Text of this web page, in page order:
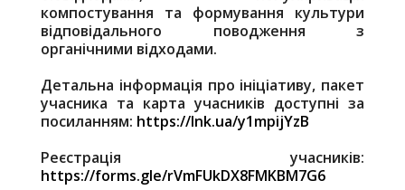
компостування та формування культури
відповідального поводження з
органічними відходами.
Детальна інформація про ініціативу, пакет
учасника та карта учасників доступні за
посиланням: https://lnk.ua/y1mpijYzB
Реєстрація учасників:
https://forms.gle/rVmFUkDX8FMKBM7G6